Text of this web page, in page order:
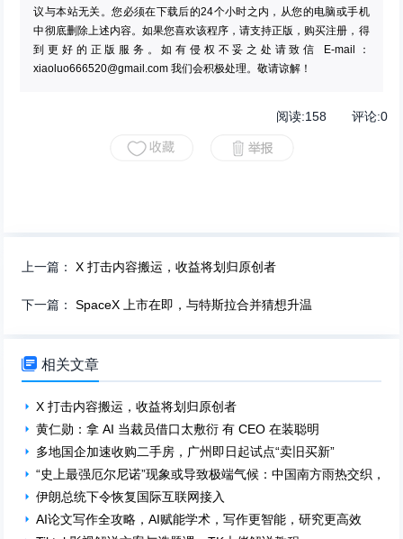
议与本站无关。您必须在下载后的24个小时之内，从您的电脑或手机
中彻底删除上述内容。如果您喜欢该程序，请支持正版，购买注册，得
到更好的正版服务。如有侵权不妥之处请致信 E-mail：
xiaoluo666520@gmail.com 我们会积极处理。敬请谅解！
阅读:158 评论:0
上一篇：X 打击内容搬运，收益将划归原创者
下一篇：SpaceX 上市在即，与特斯拉合并猜想升温
 相关文章
X 打击内容搬运，收益将划归原创者
黄仁勋：拿 AI 当裁员借口太敷衍 有 CEO 在装聪明
多地国企加速收购二手房，广州即日起试点“卖旧买新”
“史上最强厄尔尼诺”现象或导致极端气候：中国南方雨热交织，印
伊朗总统下令恢复国际互联网接入
AI论文写作全攻略，AI赋能学术，写作更智能，研究更高效